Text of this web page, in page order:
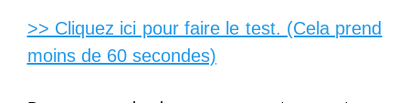
>> Cliquez ici pour faire le test. (Cela prend
moins de 60 secondes)